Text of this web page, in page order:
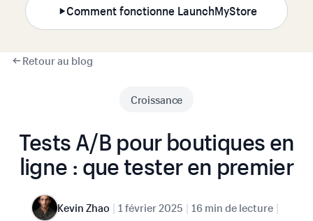
Comment fonctionne LaunchMyStore
Retour au blog
Croissance
Tests A/B pour boutiques en
ligne : que tester en premier
Kevin Zhao | 1 février 2025 | 16 min de lecture |